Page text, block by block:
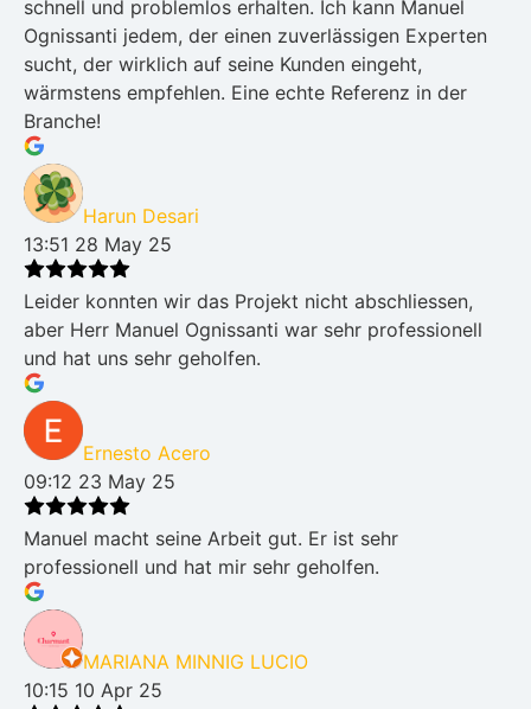
schnell und problemlos erhalten. Ich kann Manuel
Ognissanti jedem, der einen zuverlässigen Experten
sucht, der wirklich auf seine Kunden eingeht,
wärmstens empfehlen. Eine echte Referenz in der
Branche!
Harun Desari
13:51 28 May 25
Leider konnten wir das Projekt nicht abschliessen,
aber Herr Manuel Ognissanti war sehr professionell
und hat uns sehr geholfen.
Ernesto Acero
09:12 23 May 25
Manuel macht seine Arbeit gut. Er ist sehr
professionell und hat mir sehr geholfen.
MARIANA MINNIG LUCIO
10:15 10 Apr 25